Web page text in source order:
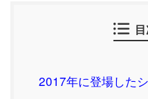
2017年に登場した